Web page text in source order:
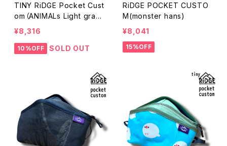
TINY RiDGE Pocket Cust
om（ANIMALs Light gray
x Turquoise）
¥8,316
10%OFF SOLD OUT
RiDGE POCKET CUSTO
M(monster hans)
¥8,041
15%OFF